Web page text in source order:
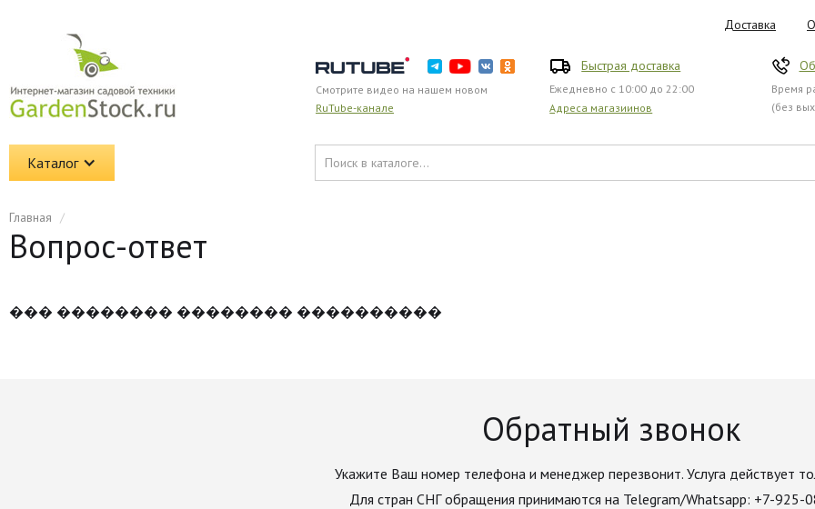
Доставка
Смотрите видео на нашем новом
RuTube-канале
Быстрая доставка
Ежедневно с 10:00 до 22:00
Адреса магазиинов
Время
(без
Каталог
Главная /
Вопрос-ответ
��� �������� �������� ����������
Обратный звонок
Укажите Ваш номер телефона и менеджер перезвонит. Услуга действует
Для стран СНГ обращения принимаются на Telegram/Whatsapp: +7-925-